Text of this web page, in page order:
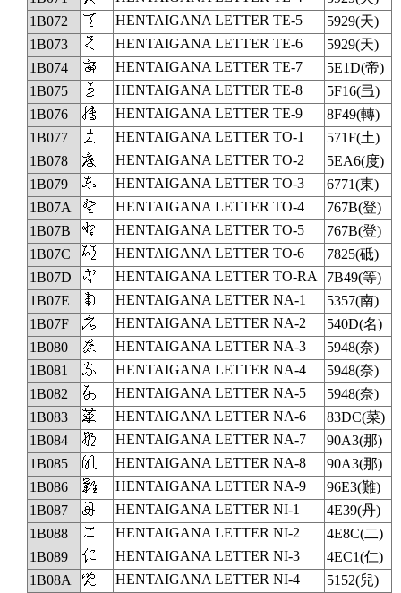
1B072
𛁲 HENTAIGANA LETTER TE-5
5929(天)
1B073
𛁳 HENTAIGANA LETTER TE-6
5929(天)
1B074
𛁴 HENTAIGANA LETTER TE-7
5E1D(帝)
1B075
𛁵 HENTAIGANA LETTER TE-8
5F16(弖)
1B076
𛁶 HENTAIGANA LETTER TE-9
8F49(轉)
1B077
𛁷 HENTAIGANA LETTER TO-1
571F(土)
1B078
𛁸 HENTAIGANA LETTER TO-2
5EA6(度)
1B079
𛁹 HENTAIGANA LETTER TO-3
6771(東)
1B07A
𛁺 HENTAIGANA LETTER TO-4
767B(登)
1B07B
𛁻 HENTAIGANA LETTER TO-5
767B(登)
1B07C
𛁼 HENTAIGANA LETTER TO-6
7825(砥)
1B07D
𛁽 HENTAIGANA LETTER TO-RA
7B49(等)
1B07E
𛁾 HENTAIGANA LETTER NA-1
5357(南)
1B07F
𛁿 HENTAIGANA LETTER NA-2
540D(名)
1B080
𛂀 HENTAIGANA LETTER NA-3
5948(奈)
1B081
𛂁 HENTAIGANA LETTER NA-4
5948(奈)
1B082
𛂂 HENTAIGANA LETTER NA-5
5948(奈)
1B083
𛂃 HENTAIGANA LETTER NA-6
83DC(菜)
1B084
𛂄 HENTAIGANA LETTER NA-7
90A3(那)
1B085
𛂅 HENTAIGANA LETTER NA-8
90A3(那)
1B086
𛂆 HENTAIGANA LETTER NA-9
96E3(難)
1B087
𛂇 HENTAIGANA LETTER NI-1
4E39(丹)
1B088
𛂈 HENTAIGANA LETTER NI-2
4E8C(二)
1B089
𛂉 HENTAIGANA LETTER NI-3
4EC1(仁)
1B08A
𛂊 HENTAIGANA LETTER NI-4
5152(兒)